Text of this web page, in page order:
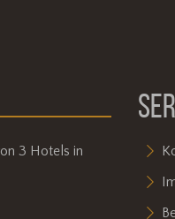
3 Hotels in